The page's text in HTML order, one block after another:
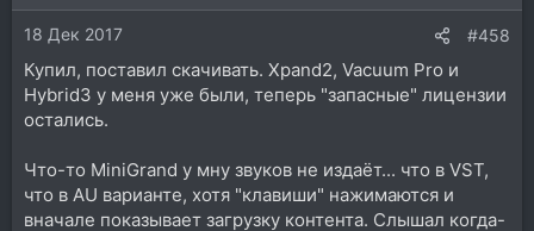
и
:18 Дек 2017 #458
Купил, поставил скачивать. Xpand2, Vacuum Pro и
Hybrid3 у меня уже были, теперь "запасные" лицензии
остались.
Что-то MiniGrand у мну звуков не издаёт... что в VST,
что в AU варианте, хотя "клавиши" нажимаются и
вначале показывает загрузку контента. Слышал когда-